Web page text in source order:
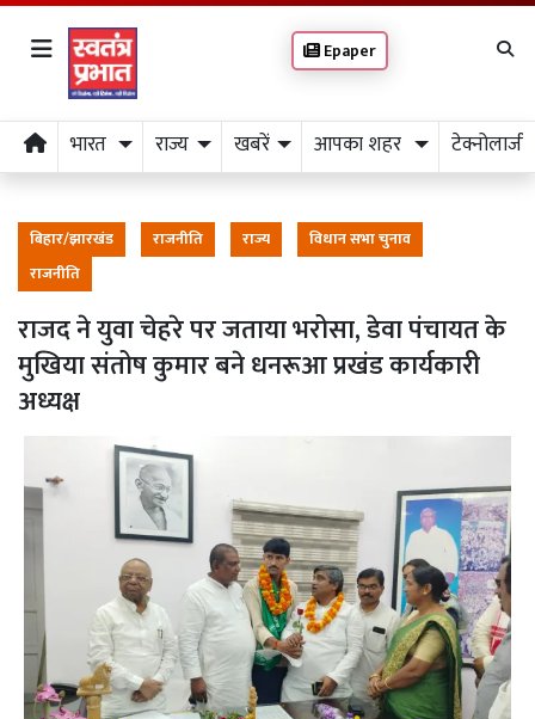
Epaper
भारत राज्य खबरें आपका शहर टेक्नोलाजी
बिहार/झारखंड राजनीति राज्य
विधान सभा चुनाव
राजनीति
राजद ने युवा चेहरे पर जताया भरोसा, डेवा पंचायत के
मुखिया संतोष कुमार बने धनरूआ प्रखंड कार्यकारी
अध्यक्ष